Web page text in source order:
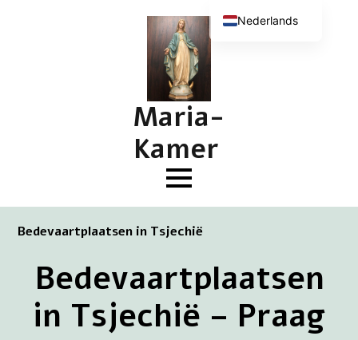
Maria-
Kamer
Bedevaartplaatsen in Tsjechië
Bedevaartplaatsen
in Tsjechië – Praag
Nederlands